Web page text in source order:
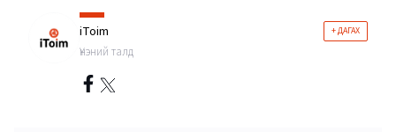
iToim + ДАГАХ
Үнэний талд